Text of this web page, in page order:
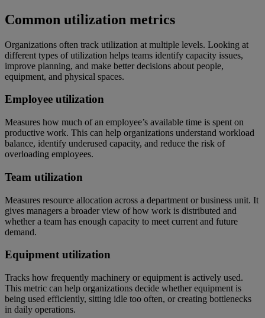
Common utilization metrics
Organizations often track utilization at multiple levels. Looking at
different types of utilization helps teams identify capacity issues,
improve planning, and make better decisions about people,
equipment, and physical spaces.
Employee utilization
Measures how much of an employee’s available time is spent on
productive work. This can help organizations understand workload
balance, identify underused capacity, and reduce the risk of
overloading employees.
Team utilization
Measures resource allocation across a department or business unit. It
gives managers a broader view of how work is distributed and
whether a team has enough capacity to meet current and future
demand.
Equipment utilization
Tracks how frequently machinery or equipment is actively used.
This metric can help organizations decide whether equipment is
being used efficiently, sitting idle too often, or creating bottlenecks
in daily operations.